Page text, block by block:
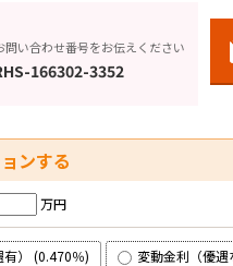
問い合わせ番号をお伝えください
166302-3352
ンする
万円
） (0.470％) 変動金利（優